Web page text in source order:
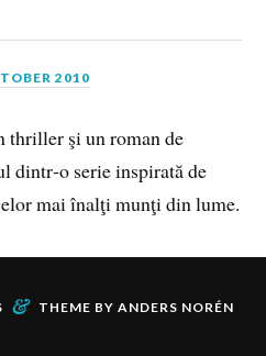
2010
thriller şi un roman de
dintr‑o serie inspirată de
mai înalţi munţi din lume.
& THEME BY ANDERS NORÉN